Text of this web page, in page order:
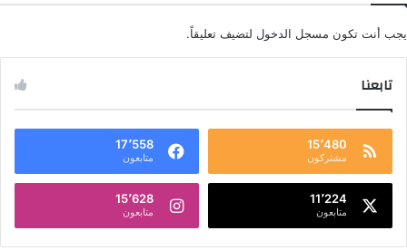
يجب أنت تكون مسجل الدخول لتضيف تعليقاً.
تابعنا
15٬480
مشتركون
17٬558
متابعون
11٬224
متابعون
15٬628
متابعون